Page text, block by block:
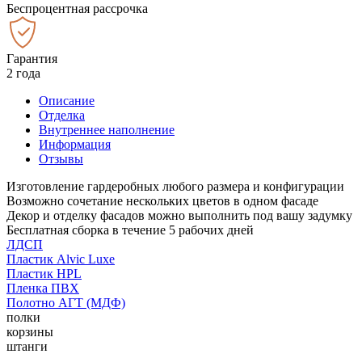
Беспроцентная рассрочка
Гарантия
2 года
Описание
Отделка
Внутреннее наполнение
Информация
Отзывы
Изготовление гардеробных любого размера и конфигурации
Возможно сочетание нескольких цветов в одном фасаде
Декор и отделку фасадов можно выполнить под вашу задумку
Бесплатная сборка в течение 5 рабочих дней
ЛДСП
Пластик Alvic Luxe
Пластик HPL
Пленка ПВХ
Полотно АГТ (МДФ)
полки
корзины
штанги